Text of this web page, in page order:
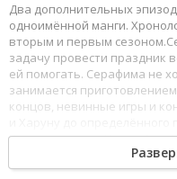
Два дополнительных
одноимённой манги.
вторым и первым
задачу провести праздник
ей помогать. Серафима не
занимается
концов, невинные игры и
Харуна играет с Хеллсайт в
Сезон 2, Эпизод 0, Часть 2:
День рождения Хеллсайт